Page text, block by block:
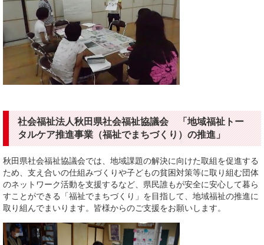
社会福祉法人秋田県社会福祉協議会 「地域福祉トー
タルケア推進事業（福祉でまちづくり）の推進」
秋田県社会福祉協議会では、地域課題の解決に向けた取組を促進する
ため、支え合いの仕組みづくりや子どもの貧困対策等に取り組む団体
のネットワーク活動を支援するなど、県民誰もが安全に安心して暮ら
すことができる「福祉でまちづくり」を目指して、地域福祉の推進に
取り組んでまいります。皆様からのご支援をお願いします。